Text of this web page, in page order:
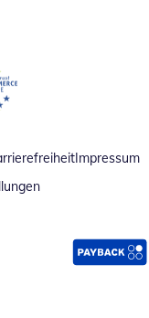
in neuem Fenster
Impressum